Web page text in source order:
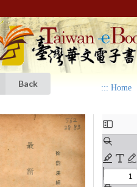
Back ::: Home